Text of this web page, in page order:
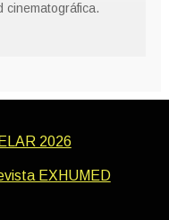
cinematográfica.
2026
EXHUMED